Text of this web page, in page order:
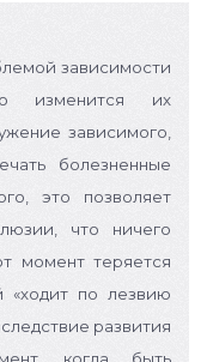
зависимости
изменится их
зависимого,
болезненные
это позволяет
что ничего
момент теряется
«ходит по лезвию
развития
когда быть